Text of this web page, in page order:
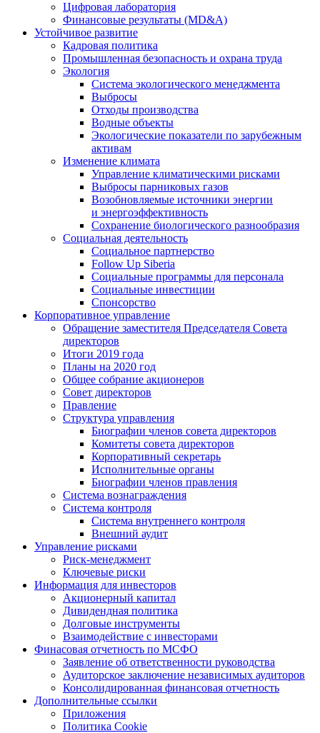
Цифровая лаборатория
Финансовые результаты (MD&A)
Устойчивое развитие
Кадровая политика
Промышленная безопасность и охрана труда
Экология
Система экологического менеджмента
Выбросы
Отходы производства
Водные объекты
Экологические показатели по зарубежным
активам
Изменение климата
Управление климатическими рисками
Выбросы парниковых газов
Возобновляемые источники энергии
и энергоэффективность
Сохранение биологического разнообразия
Социальная деятельность
Социальное партнерство
Follow Up Siberia
Социальные программы для персонала
Социальные инвестиции
Спонсорство
Корпоративное управление
Обращение заместителя Председателя Совета
директоров
Итоги 2019 года
Планы на 2020 год
Общее собрание акционеров
Совет директоров
Правление
Структура управления
Биографии членов совета директоров
Комитеты совета директоров
Корпоративный секретарь
Исполнительные органы
Биографии членов правления
Система вознаграждения
Система контроля
Система внутреннего контроля
Внешний аудит
Управление рисками
Риск-менеджмент
Ключевые риски
Информация для инвесторов
Акционерный капитал
Дивидендная политика
Долговые инструменты
Взаимодействие с инвеcторами
Финасовая отчетность по МСФО
Заявление об ответственности руководства
Аудиторское заключение независимых аудиторов
Консолидированная финансовая отчетность
Дополнительные ссылки
Приложения
Политика Cookie